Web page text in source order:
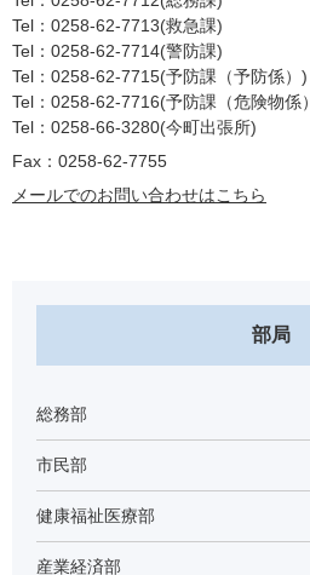
Tel：0258-62-7713 救急課
Tel：0258-62-7714 警防課
Tel：0258-62-7715 予防課（予防係）
Tel：0258-62-7716 予防課（危険物係）
Tel：0258-66-3280 今町出張所
Fax：0258-62-7755
メールでのお問い合わせはこちら
部局
総務部
市民部
健康福祉医療部
産業経済部